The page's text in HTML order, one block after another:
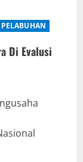
PELABUHAN
Di Evalusi